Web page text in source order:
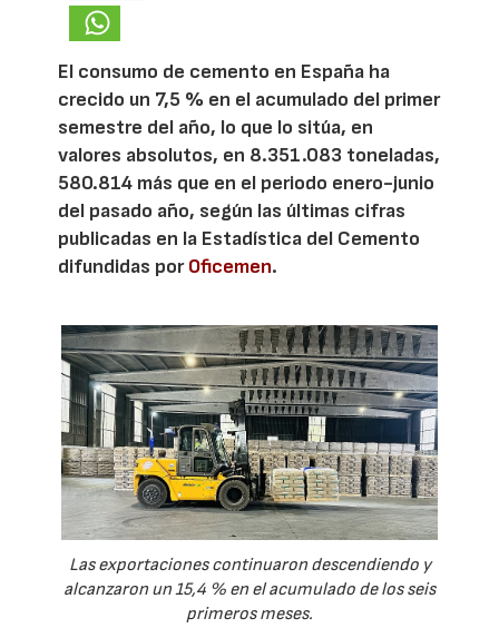
El consumo de cemento en España ha
crecido un 7,5 % en el acumulado del primer
semestre del año, lo que lo sitúa, en
valores absolutos, en 8.351.083 toneladas,
580.814 más que en el periodo enero-junio
del pasado año, según las últimas cifras
publicadas en la Estadística del Cemento
difundidas porOficemen.
Las exportaciones continuaron descendiendo y
alcanzaron un 15,4 % en el acumulado de los seis
primeros meses.